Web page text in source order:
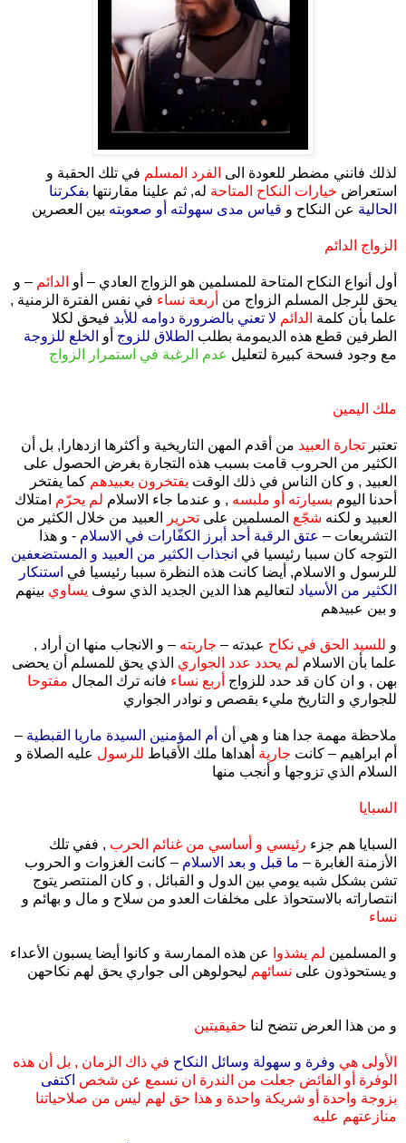
لذلك فانني مضطر للعودة الى الفرد المسلم في تلك الحقبة و
استعراض خيارات النكاح المتاحة له, ثم علينا مقارنتها بفكرتنا
الحالية عن النكاح و قياس مدى سهولته أو صعوبته بين العصرين
الزواج الدائم
أول أنواع النكاح المتاحة للمسلمين هو الزواج العادي – أو الدائم – و
يحق للرجل المسلم الزواج من أربعة نساء في نفس الفترة الزمنية ,
علما بأن كلمة الدائم لا تعني بالضرورة دوامه للأبد فيحق لكلا
الطرفين قطع هذه الديمومة بطلب الطلاق للزوج أو الخلع للزوجة
مع وجود فسحة كبيرة لتعليل عدم الرغبة في استمرار الزواج
ملك اليمين
تعتبر تجارة العبيد من أقدم المهن التاريخية و أكثرها ازدهارا, بل أن
الكثير من الحروب قامت بسبب هذه التجارة بغرض الحصول على
العبيد , و كان الناس في ذلك الوقت يفتخرون بعبيدهم كما يفتخر
أحدنا اليوم بسيارته أو ملبسه , و عندما جاء الاسلام لم يحرّم امتلاك
العبيد و لكنه شجّع المسلمين على تحرير
العبيد من خلال الكثير من
التشريعات – عتق الرقبة أحد أبرز الكفّارات في الاسلام - و هذا
التوجه كان سببا رئيسيا في انجذاب الكثير من العبيد و المستضعفين
للرسول و الاسلام, أيضا كانت هذه النظرة سببا رئيسيا في استنكار
الكثير من الأسياد لتعاليم هذا الدين الجديد الذي سوف يساوي بينهم
و بين عبيدهم
و للسيد الحق في نكاح عبدته – جاريته – و الانجاب منها ان أراد ,
علما بأن الاسلام لم يحدد عدد الجواري الذي يحق للمسلم أن يحضى
بهن , و ان كان قد حدد للزواج أربع نساء فانه ترك المجال مفتوحا
للجواري و التاريخ مليء بقصص و نوادر الجواري
ملاحظة مهمة جدا هنا و هي أن أم المؤمنين السيدة ماريا القبطية –
أم ابراهيم – كانت جارية أهداها ملك الأقباط للرسول عليه الصلاة و
السلام الذي تزوجها و أنجب منها
السبايا
السبايا هم جزء رئيسي و أساسي من غنائم الحرب , ففي تلك
الأزمنة الغابرة – ما قبل و بعد الاسلام – كانت الغزوات و الحروب
تشن بشكل شبه يومي بين الدول و القبائل , و كان المنتصر يتوج
انتصاراته بالاستحواذ على مخلفات العدو من سلاح و مال و بهائم و
نساء
و المسلمين لم يشذوا
عن هذه الممارسة و كانوا أيضا يسبون الأعداء
و يستحوذون على نسائهم ليحولوهن الى جواري يحق لهم نكاحهن
و من هذا العرض تتضح لنا حقيقيتين
الأولى هي وفرة و سهولة وسائل النكاح في ذاك الزمان , بل أن هذه
الوفرة أو الفائض جعلت من الندرة ان نسمع عن شخص اكتفى
بزوجة واحدة أو شريكة واحدة و هذا حق لهم ليس من صلاحياتنا
منازعتهم عليه